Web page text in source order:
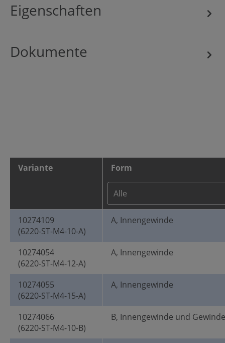
Eigenschaften
Dokumente
Variante Form
10274109
(6220-ST-M4-10-A)
A, Innengewinde
10274054
(6220-ST-M4-12-A)
A, Innengewinde
10274055
(6220-ST-M4-15-A)
A, Innengewinde
10274066
(6220-ST-M4-10-B)
B, Innengewinde und